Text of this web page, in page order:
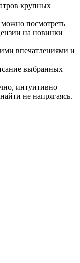
крупных
посмотреть
на новинки
впечатлениями и
выбранных
интуитивно
не напрягаясь.